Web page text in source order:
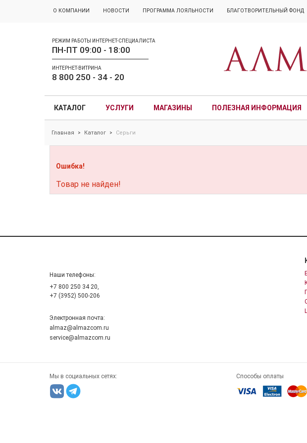
О КОМПАНИИ НОВОСТИ ПРОГРАММА ЛОЯЛЬНОСТИ БЛАГОТВОРИТЕЛЬНЫЙ ФОНД
РЕЖИМ РАБОТЫ ИНТЕРНЕТ-СПЕЦИАЛИСТА
ПН-ПТ 09:00 - 18:00
ИНТЕРНЕТ-ВИТРИНА
8 800 250 - 34 - 20
КАТАЛОГ УСЛУГИ МАГАЗИНЫ ПОЛЕЗНАЯ ИНФОРМАЦИЯ
Главная > Каталог > Серьги
Ошибка!
Товар не найден!
Наши телефоны:
+7 800 250 34 20,
+7 (3952) 500-206
Электронная почта:
almaz@almazcom.ru
service@almazcom.ru
Мы в социальных сетях: Способы оплаты